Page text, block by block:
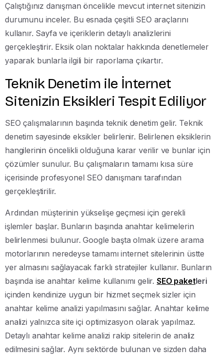
Çalıştığınız danışman öncelikle mevcut internet sitenizin
durumunu inceler. Bu esnada çeşitli SEO araçlarını
kullanır. Sayfa ve içeriklerin detaylı analizlerini
gerçekleştirir. Eksik olan noktalar hakkında denetlemeler
yaparak bunlarla ilgili bir raporlama çıkartır.
Teknik Denetim ile İnternet
Sitenizin Eksikleri Tespit Ediliyor
SEO çalışmalarının başında teknik denetim gelir. Teknik
denetim sayesinde eksikler belirlenir. Belirlenen eksiklerin
hangilerinin öncelikli olduğuna karar verilir ve bunlar için
çözümler sunulur. Bu çalışmaların tamamı kısa süre
içerisinde profesyonel SEO danışmanı tarafından
gerçekleştirilir.
Ardından müşterinin yükselişe geçmesi için gerekli
işlemler başlar. Bunların başında anahtar kelimelerin
belirlenmesi bulunur. Google başta olmak üzere arama
motorlarının neredeyse tamamı internet sitelerinin üstte
yer almasını sağlayacak farklı stratejiler kullanır. Bunların
başında ise anahtar kelime kullanımı gelir. SEO paketleri
içinden kendinize uygun bir hizmet seçmek sizler için
anahtar kelime analizi yapılmasını sağlar. Anahtar kelime
analizi yalnızca site içi optimizasyon olarak yapılmaz.
Detaylı anahtar kelime analizi rakip sitelerin de analiz
edilmesini sağlar. Aynı sektörde bulunan ve sizden daha